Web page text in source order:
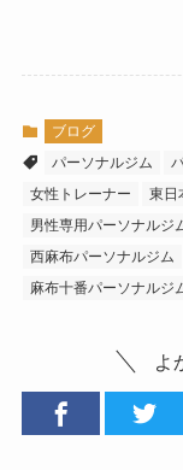
ブログ
パーソナルジム
女性トレーナー
東日
男性専用パーソナルジ
西麻布パーソナルジム
麻布十番パーソナルジ
よ